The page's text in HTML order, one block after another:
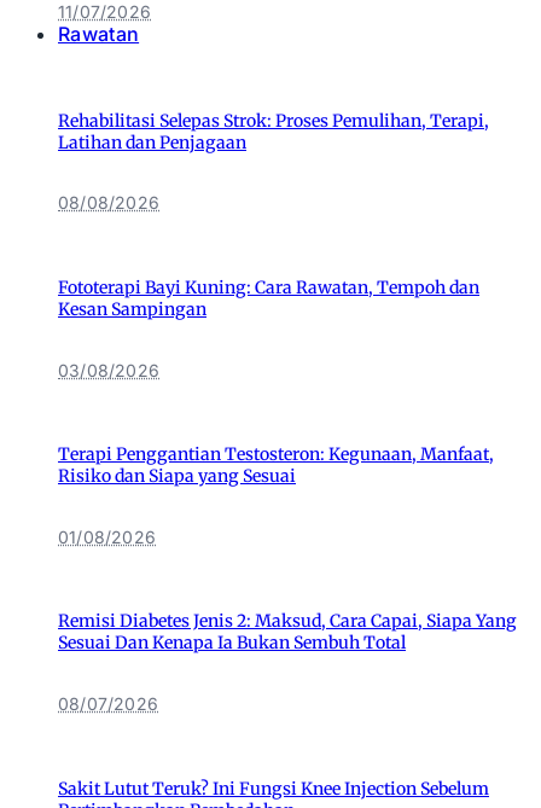
11/07/2026
Rawatan
Rehabilitasi Selepas Strok: Proses Pemulihan, Terapi,
Latihan dan Penjagaan
08/08/2026
Fototerapi Bayi Kuning: Cara Rawatan, Tempoh dan
Kesan Sampingan
03/08/2026
Terapi Penggantian Testosteron: Kegunaan, Manfaat,
Risiko dan Siapa yang Sesuai
01/08/2026
Remisi Diabetes Jenis 2: Maksud, Cara Capai, Siapa Yang
Sesuai Dan Kenapa Ia Bukan Sembuh Total
08/07/2026
Sakit Lutut Teruk? Ini Fungsi Knee Injection Sebelum